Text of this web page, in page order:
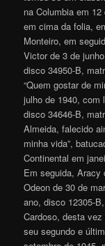
na Columbia em
em cima da folia,
Monteiro, em
Victor de 3 de
disco 34950-B,
“Quem gostar de
julho de 1940, com
disco 34646-B,
Almeida, falecido
minha vida”,
Continental em
Em seguida, Aracy
Odeon de 30 de
ano, disco 12305-
Cardoso, desta vez
seu segundo e